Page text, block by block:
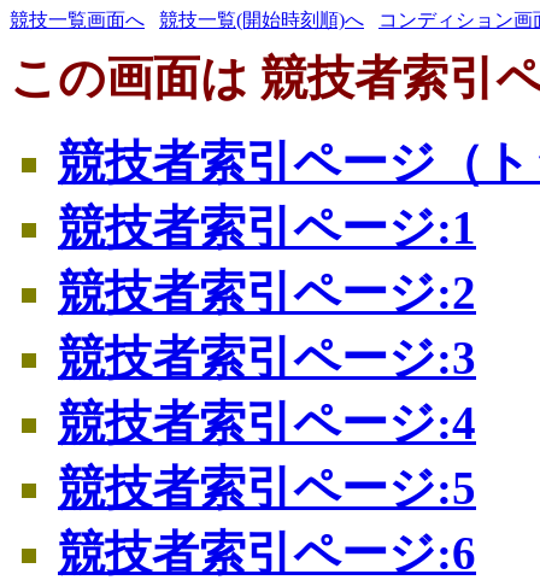
競技一覧画面へ 競技一覧(開始時刻順)へ コンディション画
この画面は 競技者索引
競技者索引ページ（
競技者索引ページ:1
競技者索引ページ:2
競技者索引ページ:3
競技者索引ページ:4
競技者索引ページ:5
競技者索引ページ:6